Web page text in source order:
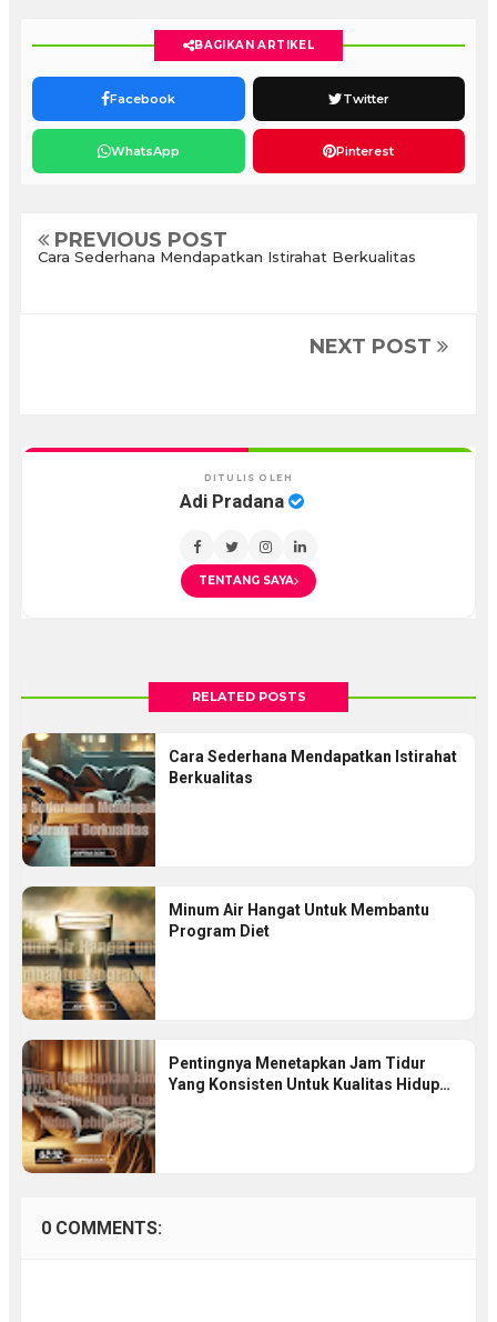
BAGIKAN ARTIKEL
Facebook Twitter
WhatsApp Pinterest
PREVIOUS POST
Cara Sederhana Mendapatkan Istirahat Berkualitas
NEXT POST
DITULIS OLEH
Adi Pradana
TENTANG SAYA
RELATED POSTS
Cara Sederhana Mendapatkan Istirahat
Berkualitas
Minum Air Hangat Untuk Membantu
Program Diet
Pentingnya Menetapkan Jam Tidur
Yang Konsisten Untuk Kualitas Hidup
0 COMMENTS: